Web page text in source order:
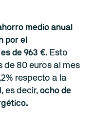
medio anual
por el
de 963 €. Esto
de 80 euros al mes
respecto a la
es decir, ocho de